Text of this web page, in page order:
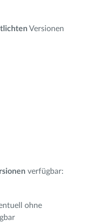
Versionen
verfügbar:
ohne